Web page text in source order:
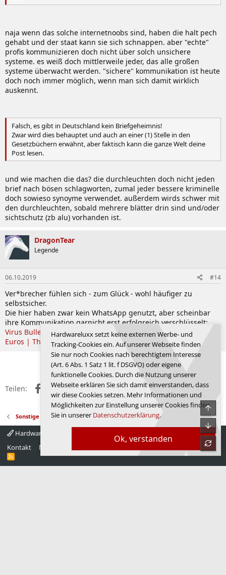
naja wenn das solche internetnoobs sind, haben die halt pech
gehabt und der staat kann sie sich schnappen. aber "echte"
profis kommunizieren doch nicht über solch unsichere
systeme. es weiß doch mittlerweile jeder, das alle großen
systeme überwacht werden. "sichere" kommunikation ist heute
doch noch immer möglich, wenn man sich damit wirklich
auskennt.
Falsch, es gibt in Deutschland kein Briefgeheimnis!
Zwar wird dies behauptet und auch an einer (1) Stelle in den
Gesetzbüchern erwähnt, aber faktisch kann die ganze Welt deine
Post lesen.
und wie machen die das? die durchleuchten doch nicht jeden
brief nach bösen schlagworten, zumal jeder bessere kriminelle
doch sowieso synoyme verwendet. außerdem wirds schwer mit
den durchleuchten, sobald mehrere blätter drin sind und/oder
sichtschutz (zb alu) vorhanden ist.
DragonTear
Legende
06.10.2019 #14
Ver*brecher fühlen sich - zum Glück - wohl häufiger zu
selbstsicher.
Die hier haben zwar kein WhatsApp genutzt, aber scheinbar
ihre Kommunikation garnicht erst erfolgreich verschlüsselt:
Virus Bulletin 2019: Geost Android Botnet Goes After Millions of
Euros | Threatpost
Anmelden, um zu antworten.
Teilen: FacebookX (Twitter)
RedditWhatsApp
E-MailLink
Sonstige News
Hardwareluxx 4.0
Kontakt
Nutzungsbedingungen Startseite
R
Ok, verstanden
Hardwareluxx setzt keine externen Werbe- und
Tracking-Cookies ein. Auf unserer Webseite finden
Sie nur noch Cookies nach berechtigtem Interesse
(Art. 6 Abs. 1 Satz 1 lit. f DSGVO) oder eigene
funktionelle Cookies. Durch die Nutzung unserer
Webseite erklären Sie sich damit einverstanden, dass
wir diese Cookies setzen. Mehr Informationen und
Möglichkeiten zur Einstellung unserer Cookies finden
Sie in unserer Datenschutzerklärung.